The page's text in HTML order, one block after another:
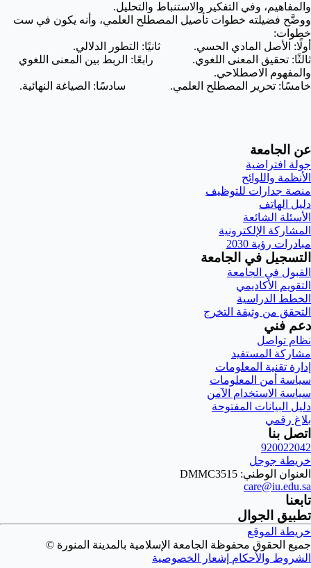
والمفاهيم، وفي التفكير والاستنباط والتحليل.
ووضَّح فضيلته خطوات تأصيل المصطلح العلمي، وأنه يكون في ست
خطوات:
أولًا: الأصل المادي الحسي. ثانيًا: التطور الدلالي.
ثالثًا: تحقيق المعنى اللغوي. رابعًا: الربط بين المعنى اللغوي
والمفهوم الاصطلاحي.
خامسًا: تحرير المصطلح العلمي. سادسًا: الصياغة النهائية.
عن الجامعة
جولة افتراضية
الأنظمة واللوائح
منصة جدارات للتوظيف
دليل الهاتف
الأسئلة الشائعة
المشاركة الإلكترونية
مبادرات رؤية 2030
التسجيل في الجامعة
القبول في الجامعة
التقويم الأكاديمي
الخطط الدراسية
التحقق من وثيقة التخرج
دعم فني
نظام تواصل
مشاركة المستفيد
إدارة تقنية المعلومات
سياسة أمن المعلومات
سياسة الاستخدام الآمن
دليل البيانات المفتوحة
بلاغ رقمي
اتصل بنا
920022042
خريطة جوجل
العنوان الوطني: DMMC3515
care@iu.edu.sa
تابعنا
تطبيق الجوال
خريطة الموقع
جميع الحقوق محفوظة الجامعة الإسلامية بالمدينة المنورة ©
الشروط والأحكام إشعار الخصوصية